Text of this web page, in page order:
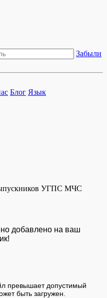
Забыли
Блог Язык
УГПС МЧС
добавлено на ваш
превышает допустимый
быть загружен.